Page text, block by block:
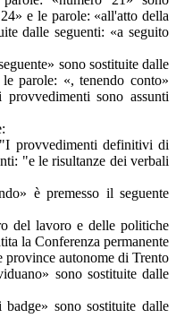
e le parole: «all'atto della
dalle seguenti: «a seguito
sono sostituite dalle
parole: «, tenendo conto»
sono assunti
provvedimenti definitivi di
"e le risultanze dei verbali
è premesso il seguente
del lavoro e delle politiche
la Conferenza permanente
province autonome di Trento
sono sostituite dalle
sono sostituite dalle